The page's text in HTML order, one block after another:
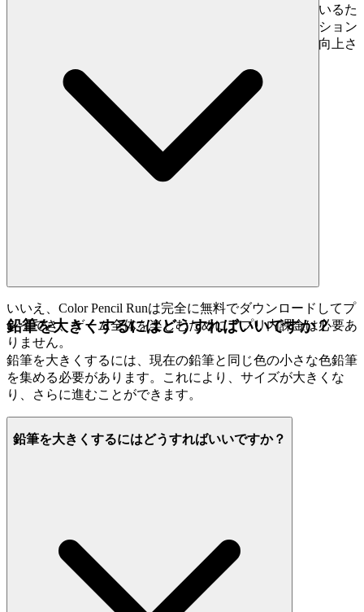
時間を費やす価値のある優れたゲームであると信じているた
め、それを紹介しています。これが私たちのキュレーション
の約束です。ノイズを減らし、あなたが値する品質を向上さ
いいえ、Color Pencil Runは完全に無料でダウンロードしてプ
レイでき、ゲーム全体を楽しむためにアプリ内課金は必要あ
りません。
鉛筆を大きくするにはどうすればいいですか？
鉛筆を大きくするには、現在の鉛筆と同じ色の小さな色鉛筆
を集める必要があります。これにより、サイズが大きくな
り、さらに進むことができます。
鉛筆を大きくするにはどうすればいいですか？